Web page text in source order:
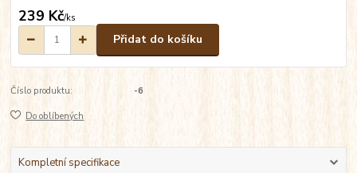
239 Kč/ks
Přidat do košíku
Číslo produktu: -6
Do oblíbených
Kompletní specifikace